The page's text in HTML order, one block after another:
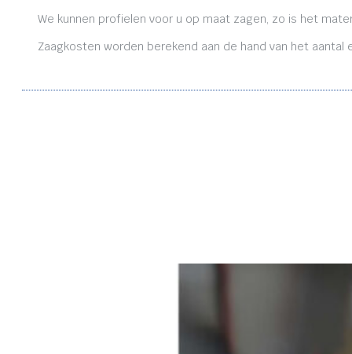
We kunnen profielen voor u op maat zagen, zo is het
Zaagkosten worden berekend aan de hand van het